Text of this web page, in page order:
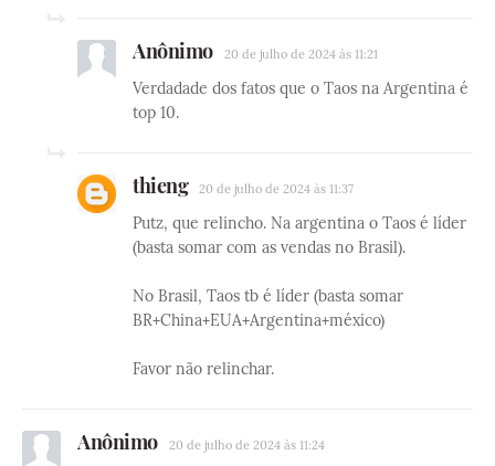
Anônimo 20 de julho de 2024 às 11:21
Verdadade dos fatos que o Taos na Argentina é
top 10.
thieng 20 de julho de 2024 às 11:37
Putz, que relincho. Na argentina o Taos é líder
(basta somar com as vendas no Brasil).
No Brasil, Taos tb é líder (basta somar
BR+China+EUA+Argentina+méxico)
Favor não relinchar.
Anônimo 20 de julho de 2024 às 11:24